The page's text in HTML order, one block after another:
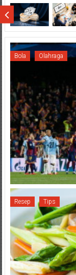
Bola Olahraga
Resep Tips